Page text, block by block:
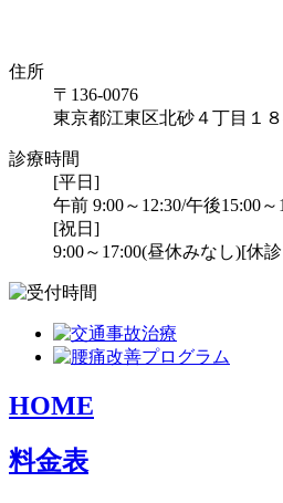
住所
〒136-0076
東京都江東区北砂４丁目１８
診療時間
[平日]
午前 9:00～12:30/午後15:00～
[祝日]
9:00～17:00(昼休みなし)[休
HOME
料金表